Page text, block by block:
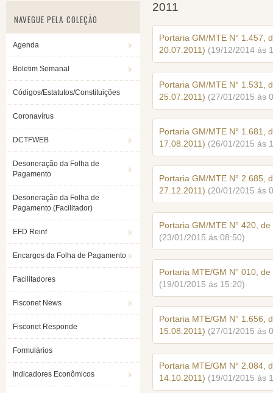
NAVEGUE PELA COLEÇÃO
Agenda
Boletim Semanal
Códigos/Estatutos/Constituições
Coronavírus
DCTFWEB
Desoneração da Folha de
Pagamento
Desoneração da Folha de
Pagamento (Facilitador)
EFD Reinf
Encargos da Folha de Pagamento
Facilitadores
Fisconet News
Fisconet Responde
Formulários
Indicadores Econômicos
2011
Portaria GM/MTE N° 1.457,
20.07.2011) (19/12/2014 ás
Portaria GM/MTE N° 1.531,
25.07.2011) (27/01/2015 ás
Portaria GM/MTE N° 1.681,
17.08.2011) (26/01/2015 ás
Portaria GM/MTE N° 2.685,
27.12.2011) (20/01/2015 ás
Portaria GM/MTE N° 420,
(23/01/2015 ás 08:50)
Portaria MTE/GM N° 010,
(19/01/2015 ás 15:20)
Portaria MTE/GM N° 1.656,
15.08.2011) (27/01/2015 ás
Portaria MTE/GM N° 2.084,
14.10.2011) (19/01/2015 ás